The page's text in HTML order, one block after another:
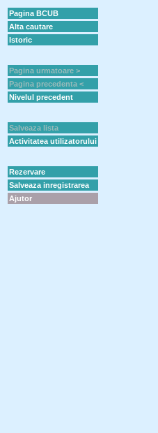
Pagina BCUB
Alta cautare
Istoric
Pagina urmatoare >
Pagina precedenta <
Nivelul precedent
Salveaza lista
Activitatea utilizatorului
Rezervare
Salveaza inregistrarea
Ajutor